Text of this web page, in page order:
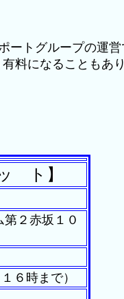
ートグループの運
料になることもあり
ト】
２赤坂１０
６時まで）